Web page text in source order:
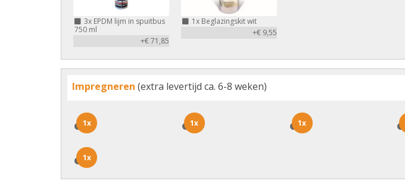
3x EPDM lijm in spuitbus
750 ml
+€ 71,85
1xBeglazingskit wit
+€ 9,55
Impregneren (extra levertijd ca. 6-8 weken)
1x
1x 1x
1x 1x
1x
1x
1x